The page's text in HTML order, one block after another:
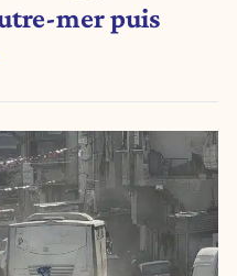
mer puis